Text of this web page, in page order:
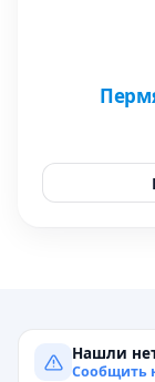
Нашли
Сообщить